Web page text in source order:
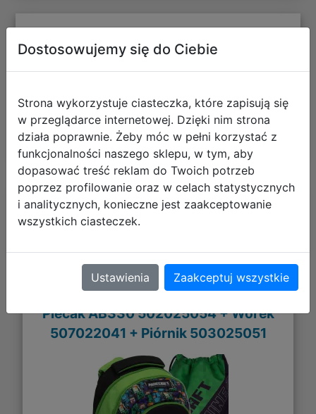
Opinie o produkcie
Polecane
Astra Zestaw Szkolny Minecraft 3el.
Plecak AB330 502025054 + Worek
507022041 + Piórnik 503025051
Dostosowujemy się do Ciebie
Strona wykorzystuje ciasteczka, które zapisują się
w przeglądarce internetowej. Dzięki nim strona
działa poprawnie. Żeby móc w pełni korzystać z
funkcjonalności naszego sklepu, w tym, aby
dopasować treść reklam do Twoich potrzeb
poprzez profilowanie oraz w celach statystycznych
i analitycznych, konieczne jest zaakceptowanie
wszystkich ciasteczek.
Ustawienia Zaakceptuj wszystkie